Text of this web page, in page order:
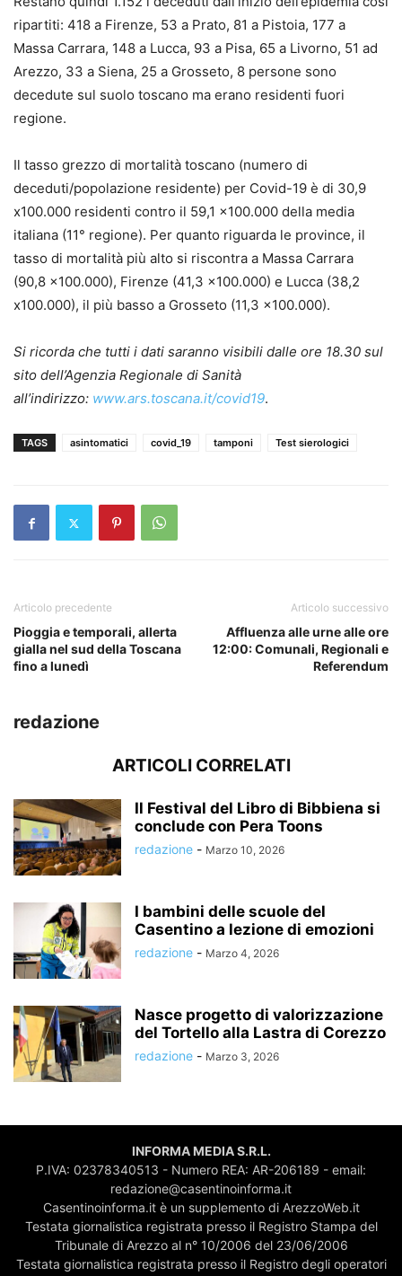
ripartiti: 418 a Firenze, 53 a Prato, 81 a Pistoia, 177 a
Massa Carrara, 148 a Lucca, 93 a Pisa, 65 a Livorno, 51 ad
Arezzo, 33 a Siena, 25 a Grosseto, 8 persone sono
decedute sul suolo toscano ma erano residenti fuori
regione.
Il tasso grezzo di mortalità toscano (numero di
deceduti/popolazione residente) per Covid-19 è di 30,9
x100.000 residenti contro il 59,1 x100.000 della media
italiana (11° regione). Per quanto riguarda le province, il
tasso di mortalità più alto si riscontra a Massa Carrara
(90,8 x100.000), Firenze (41,3 x100.000) e Lucca (38,2
x100.000), il più basso a Grosseto (11,3 x100.000).
Si ricorda che tutti i dati saranno visibili dalle ore 18.30 sul
sito dell’Agenzia Regionale di Sanità
all’indirizzo: www.ars.toscana.it/covid19.
TAGS asintomatici covid_19 tamponi Test sierologici
Articolo precedente
Pioggia e temporali, allerta
gialla nel sud della Toscana
fino a lunedì
Articolo successivo
Affluenza alle urne alle ore
12:00: Comunali, Regionali e
Referendum
redazione
ARTICOLI CORRELATI
Il Festival del Libro di Bibbiena si
conclude con Pera Toons
redazione - Marzo 10, 2026
I bambini delle scuole del
Casentino a lezione di emozioni
redazione - Marzo 4, 2026
Nasce progetto di valorizzazione
del Tortello alla Lastra di Corezzo
redazione - Marzo 3, 2026
INFORMA MEDIA S.R.L.
P.IVA: 02378340513 - Numero REA: AR-206189 - email:
redazione@casentinoinforma.it
Casentinoinforma.it è un supplemento di ArezzoWeb.it
Testata giornalistica registrata presso il Registro Stampa del
Tribunale di Arezzo al n° 10/2006 del 23/06/2006
Testata giornalistica registrata presso il Registro degli operatori